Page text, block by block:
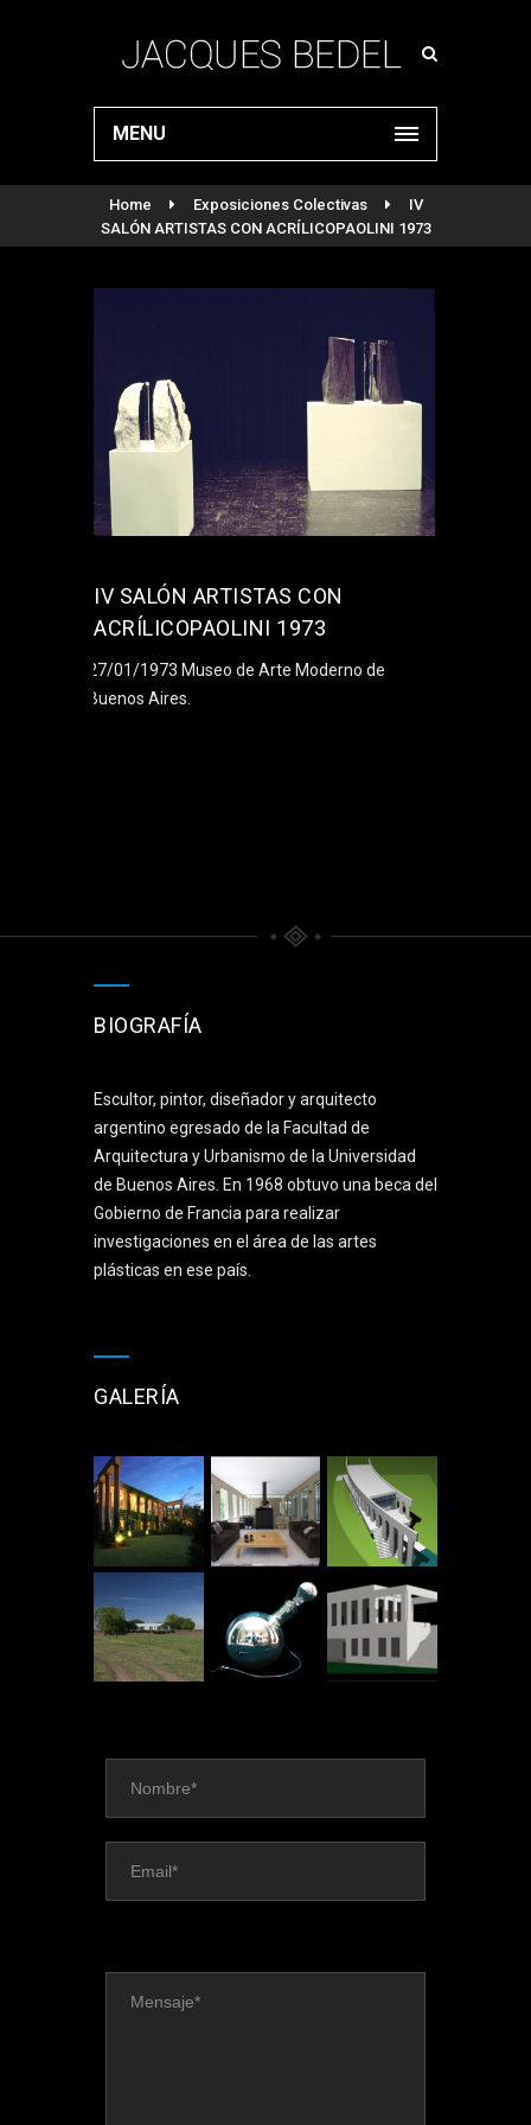
MENU
Home Exposiciones Colectivas
IV
SALÓN ARTISTAS CON ACRÍLICOPAOLINI 1973
IV SALÓN ARTISTAS CON
ACRÍLICOPAOLINI 1973
27/01/1973 Museo de Arte Moderno de
Buenos Aires.
BIOGRAFÍA
Escultor, pintor, diseñador y arquitecto
argentino egresado de la Facultad de
Arquitectura y Urbanismo de la Universidad
de Buenos Aires. En 1968 obtuvo una beca del
Gobierno de Francia para realizar
investigaciones en el área de las artes
plásticas en ese país.
GALERÍA